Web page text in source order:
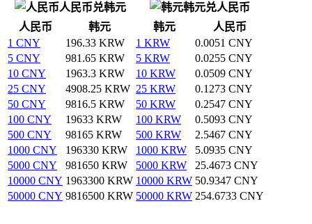
人民币兑韩元
韩元兑人民币
人民币
韩元 韩元
人民币
1 CNY
196.33 KRW 1 KRW
0.0051 CNY
5 CNY
981.65 KRW 5 KRW
0.0255 CNY
10 CNY
1963.3 KRW 10 KRW
0.0509 CNY
25 CNY
4908.25 KRW 25 KRW
0.1273 CNY
50 CNY
9816.5 KRW 50 KRW
0.2547 CNY
100 CNY
19633 KRW 100 KRW
0.5093 CNY
500 CNY
98165 KRW 500 KRW
2.5467 CNY
1000 CNY
196330 KRW 1000 KRW
5.0935 CNY
5000 CNY
981650 KRW 5000 KRW
25.4673 CNY
10000 CNY 1963300 KRW 10000 KRW 50.9347 CNY
50000 CNY 9816500 KRW 50000 KRW 254.6733 CNY